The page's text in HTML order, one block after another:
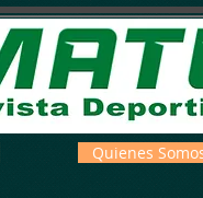
Quienes